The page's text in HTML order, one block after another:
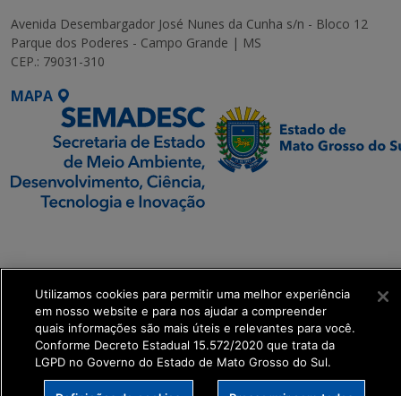
Avenida Desembargador José Nunes da Cunha s/n - Bloco 12
Parque dos Poderes - Campo Grande | MS
CEP.: 79031-310
MAPA
Transformação Digital
get_footer();
Utilizamos cookies para permitir uma melhor experiência
em nosso website e para nos ajudar a compreender
quais informações são mais úteis e relevantes para você.
Conforme Decreto Estadual 15.572/2020 que trata da
LGPD no Governo do Estado de Mato Grosso do Sul.